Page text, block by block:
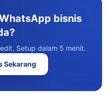
bisnis
Setup dalam 5 menit.
Sekarang